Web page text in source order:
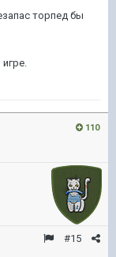
торпед бы
110
#15